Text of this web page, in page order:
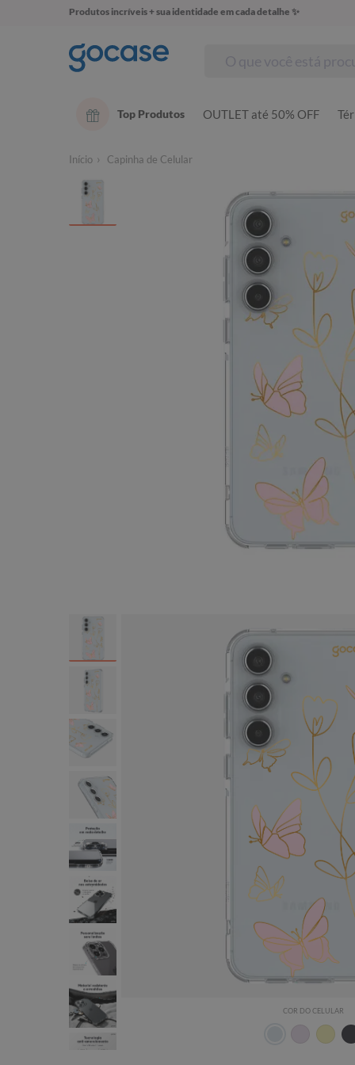
Produtos incríveis + sua identidade em cada detalhe ✨
Top Produtos OUTLET até 50% OFF
Início Capinha de Celular
COR DO CELULAR